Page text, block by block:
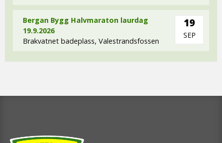
Bergan Bygg Halvmaraton laurdag
19.9.2026
Brakvatnet badeplass, Valestrandsfossen
19
SEP